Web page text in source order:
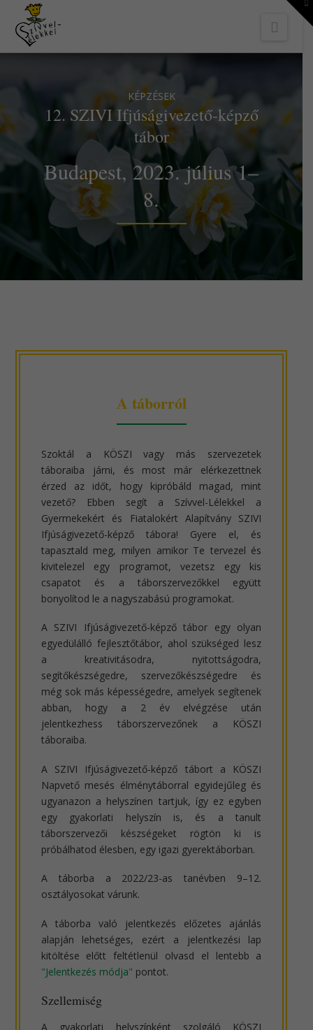
KÉPZÉSEK
12. SZIVI Ifjúságivezető-képző
tábor
Budapest, 2023. július 1–
8.
A táborról
Szoktál a KÖSZI vagy más szervezetek
táboraiba járni, és most már elérkezettnek
érzed az időt, hogy kipróbáld magad, mint
vezető? Ebben segít a Szívvel-Lélekkel a
Gyermekekért és Fiatalokért Alapítvány SZIVI
Ifjúságivezető-képző tábora! Gyere el, és
tapasztald meg, milyen amikor Te tervezel és
kivitelezel egy programot, vezetsz egy kis
csapatot és a táborszervezőkkel együtt
bonyolítod le a nagyszabású programokat.
A SZIVI Ifjúságivezető-képző tábor egy olyan
egyedülálló fejlesztőtábor, ahol szükséged lesz
a kreativitásodra, nyitottságodra,
segítőkészségedre, szervezőkészségedre és
még sok más képességedre, amelyek segítenek
abban, hogy a 2 év elvégzése után
jelentkezhess táborszervezőnek a KÖSZI
táboraiba.
A SZIVI Ifjúságivezető-képző tábort a KÖSZI
Napvető mesés élménytáborral egyidejűleg és
ugyanazon a helyszínen tartjuk, így ez egyben
egy gyakorlati helyszín is, és a tanult
táborszervezői készségeket rögtön ki is
próbálhatod élesben, egy igazi gyerektáborban.
A táborba a 2022/23-as tanévben 9–12.
osztályosokat várunk.
A táborba való jelentkezés előzetes ajánlás
alapján lehetséges, ezért a jelentkezési lap
kitöltése előtt feltétlenül olvasd el lentebb a
"Jelentkezés módja" pontot.
Szellemiség
A gyakorlati helyszínként szolgáló KÖSZI